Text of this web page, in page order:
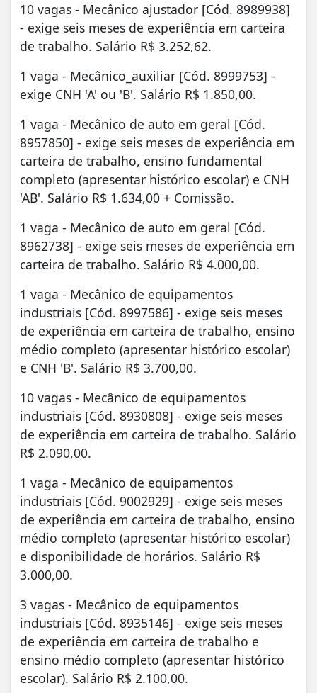
10 vagas - Mecânico ajustador [Cód. 8989938]
- exige seis meses de experiência em carteira
de trabalho. Salário R$ 3.252,62.
1 vaga - Mecânico_auxiliar [Cód. 8999753] -
exige CNH 'A' ou 'B'. Salário R$ 1.850,00.
1 vaga - Mecânico de auto em geral [Cód.
8957850] - exige seis meses de experiência em
carteira de trabalho, ensino fundamental
completo (apresentar histórico escolar) e CNH
'AB'. Salário R$ 1.634,00 + Comissão.
1 vaga - Mecânico de auto em geral [Cód.
8962738] - exige seis meses de experiência em
carteira de trabalho. Salário R$ 4.000,00.
1 vaga - Mecânico de equipamentos
industriais [Cód. 8997586] - exige seis meses
de experiência em carteira de trabalho, ensino
médio completo (apresentar histórico escolar)
e CNH 'B'. Salário R$ 3.700,00.
10 vagas - Mecânico de equipamentos
industriais [Cód. 8930808] - exige seis meses
de experiência em carteira de trabalho. Salário
R$ 2.090,00.
1 vaga - Mecânico de equipamentos
industriais [Cód. 9002929] - exige seis meses
de experiência em carteira de trabalho, ensino
médio completo (apresentar histórico escolar)
e disponibilidade de horários. Salário R$
3.000,00.
3 vagas - Mecânico de equipamentos
industriais [Cód. 8935146] - exige seis meses
de experiência em carteira de trabalho e
ensino médio completo (apresentar histórico
escolar). Salário R$ 2.100,00.